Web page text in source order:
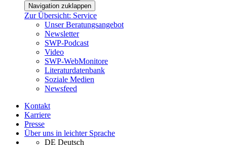
Navigation zuklappen
Zur Übersicht: Service
Unser Beratungsangebot
Newsletter
SWP-Podcast
Video
SWP-WebMonitore
Literaturdatenbank
Soziale Medien
Newsfeed
Kontakt
Karriere
Presse
Über uns in leichter Sprache
DE Deutsch